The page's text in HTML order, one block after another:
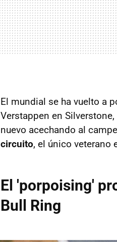
El mundial se ha vuelto a
Verstappen en
nuevo acechando al
circuito, el único veterano
El 'porpoising'
Bull Ring